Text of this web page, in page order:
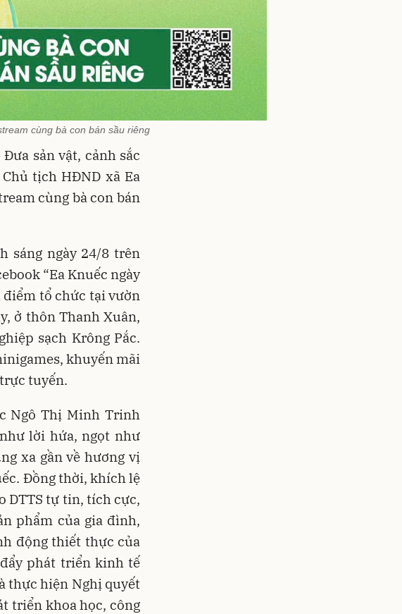
cùng bà con bán sầu riêng
sản vật, cảnh sắc
tịch HĐND xã Ea
cùng bà con bán
sáng ngày 24/8 trên
“Ea Knuếc ngày
điểm tổ chức tại vườn
ở thôn Thanh Xuân,
sạch Krông Pắc.
khuyến mãi
tuyến.
Ngô Thị Minh Trinh
lời hứa, ngọt như
xa gần về hương vị
Đồng thời, khích lệ
DTTS tự tin, tích cực,
phẩm của gia đình,
động thiết thực của
phát triển kinh tế
thực hiện Nghị quyết
triển khoa học, công